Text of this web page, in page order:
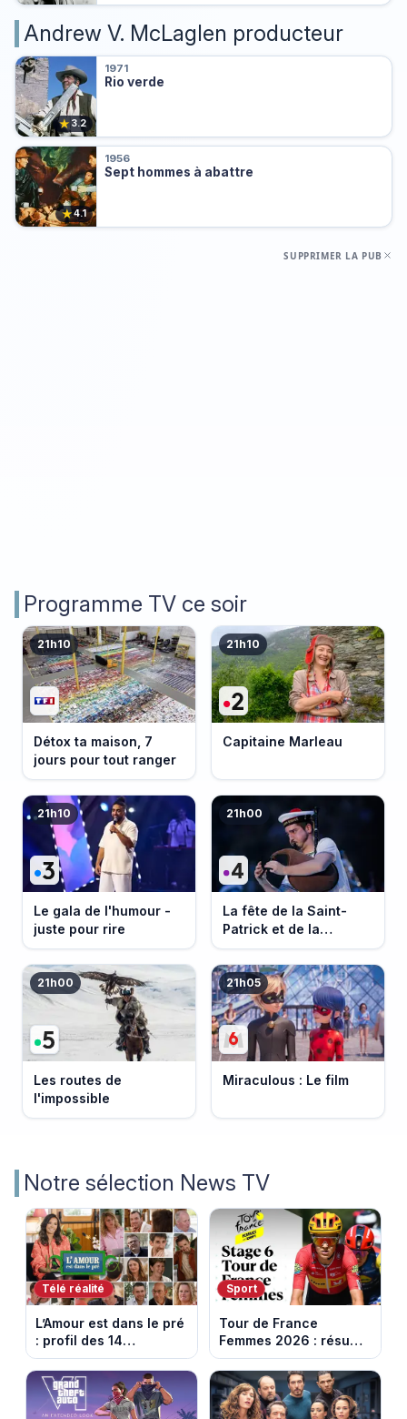
Andrew V. McLaglen producteur
★3.2
1971
Rio verde
★4.1
1956
Sept hommes à abattre
SUPPRIMER LA PUB
Programme TV ce soir
21h10
Détox ta maison, 7
jours pour tout ranger
21h10
Capitaine Marleau
21h10
Le gala de l'humour -
juste pour rire
21h00
La fête de la Saint-
Patrick et de la
Bretagne
21h00
Les routes de
l'impossible
21h05
Miraculous : Le film
Notre sélection News TV
Télé réalité
L’Amour est dans le pré
: profil des 14
agriculteurs, speed
dating inédit et de
nouvelles histoires
d’amour
Sport
Tour de France
Femmes 2026 : résumé
vidéo de la 6e étape
entre Montbrison et
Tournon-sur-Rhône